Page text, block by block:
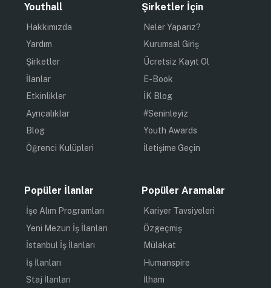
Youthall
Hakkımızda
Yardım
Şirketler
İlanlar
Etkinlikler
Ayrıcalıklar
Blog
Öğrenci Kulüpleri
Şirketler İçin
Neler Yaparız?
Kurumsal Giriş
Ücretsiz Kayıt Ol
E-Book
İK Blog
#Seninleyiz
Youth Awards
İletişime Geçin
Popüler İlanlar
İşe Alım Programları
Yeni Mezun İş İlanları
İstanbul İş İlanları
İş İlanları
Staj İlanları
Popüler Aramalar
Kariyer Tavsiyeleri
Özgeçmiş
Mülakat
Humanspire
İlham